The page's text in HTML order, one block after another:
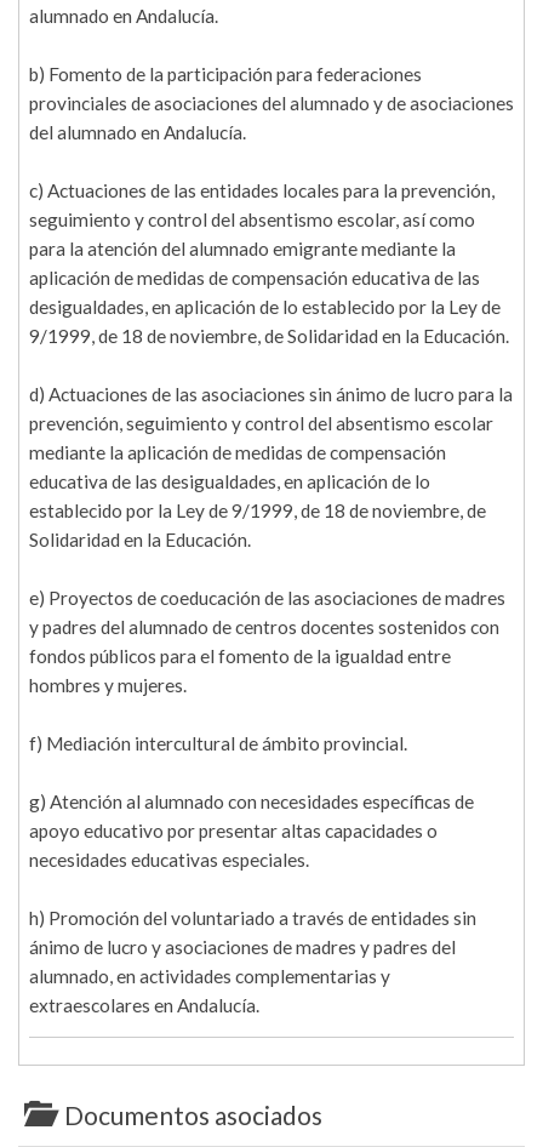
alumnado en Andalucía.
b) Fomento de la participación para federaciones
provinciales de asociaciones del alumnado y de asociaciones
del alumnado en Andalucía.
c) Actuaciones de las entidades locales para la prevención,
seguimiento y control del absentismo escolar, así como
para la atención del alumnado emigrante mediante la
aplicación de medidas de compensación educativa de las
desigualdades, en aplicación de lo establecido por la Ley de
9/1999, de 18 de noviembre, de Solidaridad en la Educación.
d) Actuaciones de las asociaciones sin ánimo de lucro para la
prevención, seguimiento y control del absentismo escolar
mediante la aplicación de medidas de compensación
educativa de las desigualdades, en aplicación de lo
establecido por la Ley de 9/1999, de 18 de noviembre, de
Solidaridad en la Educación.
e) Proyectos de coeducación de las asociaciones de madres
y padres del alumnado de centros docentes sostenidos con
fondos públicos para el fomento de la igualdad entre
hombres y mujeres.
f) Mediación intercultural de ámbito provincial.
g) Atención al alumnado con necesidades específicas de
apoyo educativo por presentar altas capacidades o
necesidades educativas especiales.
h) Promoción del voluntariado a través de entidades sin
ánimo de lucro y asociaciones de madres y padres del
alumnado, en actividades complementarias y
extraescolares en Andalucía.
Documentos asociados